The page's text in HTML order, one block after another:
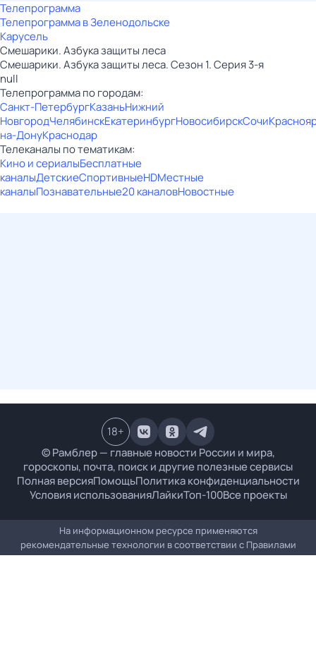
Телепрограмма
Телепрограмма в Зеленодольске
Карусель
Смешарики. Азбука защиты леса
Смешарики. Азбука защиты леса. Сезон 1. Серия 3-я
null
Телепрограмма по городам:
Санкт-ПетербургКазаньНижний
НовгородЧелябинскЕкатеринбургНовосибирскСочи
на-ДонуКраснодар
Телеканалы по тематикам:
Кино и сериалыБесплатные
каналыДетскиеСпортивныеHDМестные
каналыПознавательные20 каналовНовостные
© Рамблер — главные новости России и мира,
гороскопы, почта, поиск и другие полезные сервисы
Полная версияПомощьПолитика конфиденциальности
Условия использованияЛайкиТоп-100Все проекты
18+
На информационном ресурсе применяются
рекомендательные технологии в соответствии с Правилами